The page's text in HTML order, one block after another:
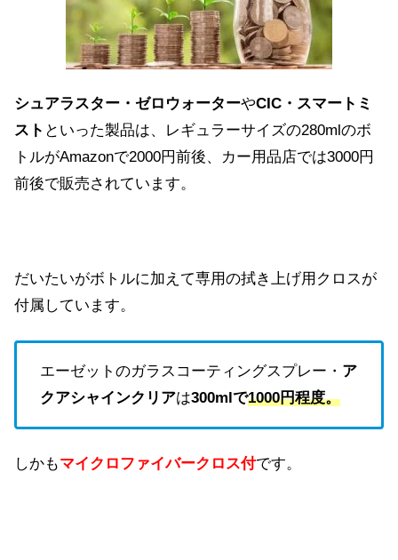
シュアラスター・ゼロウォーターやCIC・スマートミ
スト といった製品は、レギュラーサイズの280mlのボ
トルがAmazonで2000円前後、カー用品店では3000円
前後で販売されています。
だいたいがボトルに加えて専用の拭き上げ用クロスが
付属しています。
エーゼットのガラスコーティングスプレー・ ア
クアシャインクリアは300mlで1000円程度。
しかもマイクロファイバークロス付です。